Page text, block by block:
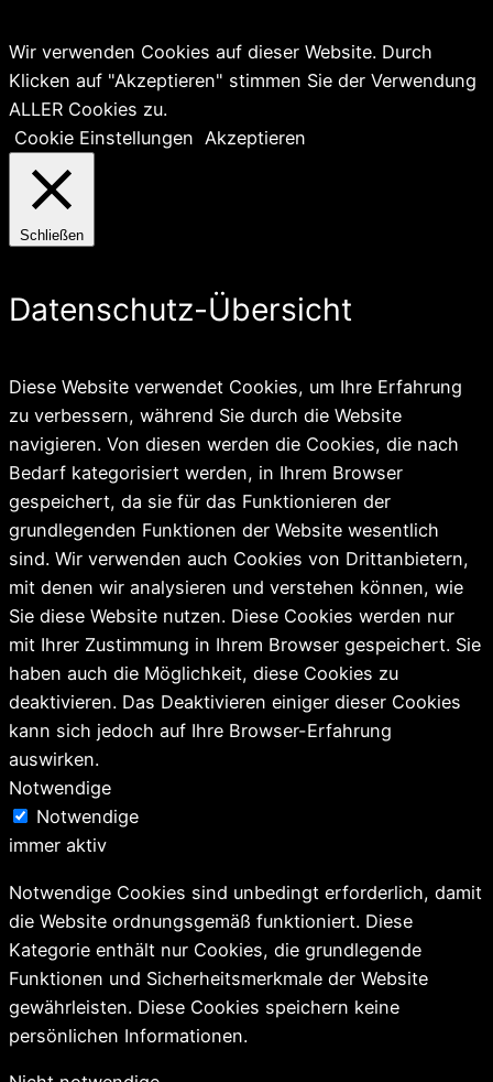
Wir verwenden Cookies auf dieser Website. Durch
Klicken auf "Akzeptieren" stimmen Sie der Verwendung
ALLER Cookies zu.
Cookie Einstellungen Akzeptieren
Schließen
Datenschutz-Übersicht
Diese Website verwendet Cookies, um Ihre Erfahrung
zu verbessern, während Sie durch die Website
navigieren. Von diesen werden die Cookies, die nach
Bedarf kategorisiert werden, in Ihrem Browser
gespeichert, da sie für das Funktionieren der
grundlegenden Funktionen der Website wesentlich
sind. Wir verwenden auch Cookies von Drittanbietern,
mit denen wir analysieren und verstehen können, wie
Sie diese Website nutzen. Diese Cookies werden nur
mit Ihrer Zustimmung in Ihrem Browser gespeichert. Sie
haben auch die Möglichkeit, diese Cookies zu
deaktivieren. Das Deaktivieren einiger dieser Cookies
kann sich jedoch auf Ihre Browser-Erfahrung
auswirken.
Notwendige
Notwendige
immer aktiv
Notwendige Cookies sind unbedingt erforderlich, damit
die Website ordnungsgemäß funktioniert. Diese
Kategorie enthält nur Cookies, die grundlegende
Funktionen und Sicherheitsmerkmale der Website
gewährleisten. Diese Cookies speichern keine
persönlichen Informationen.